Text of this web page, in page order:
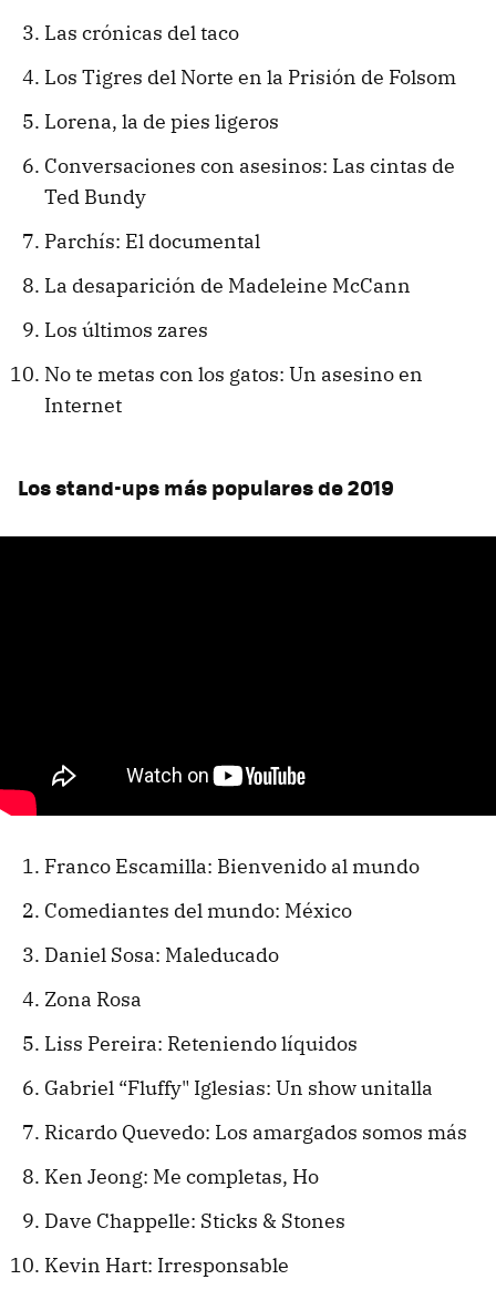
Las crónicas del taco
Los Tigres del Norte en la Prisión de Folsom
Lorena, la de pies ligeros
Conversaciones con asesinos: Las cintas de
Ted Bundy
Parchís: El documental
La desaparición de Madeleine McCann
Los últimos zares
No te metas con los gatos: Un asesino en
Internet
Los stand-ups más populares de 2019
Franco Escamilla: Bienvenido al mundo
Comediantes del mundo: México
Daniel Sosa: Maleducado
Zona Rosa
Liss Pereira: Reteniendo líquidos
Gabriel “Fluffy" Iglesias: Un show unitalla
Ricardo Quevedo: Los amargados somos más
Ken Jeong: Me completas, Ho
Dave Chappelle: Sticks & Stones
Kevin Hart: Irresponsable